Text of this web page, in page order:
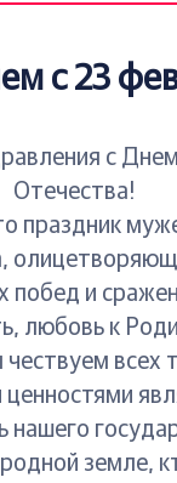
с 23
с
Отечества!
праздник
побед и
любовь к
всех
нашего
земле,